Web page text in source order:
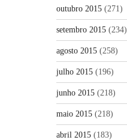
outubro 2015 (271)
setembro 2015 (234)
agosto 2015 (258)
julho 2015 (196)
junho 2015 (218)
maio 2015 (218)
abril 2015 (183)